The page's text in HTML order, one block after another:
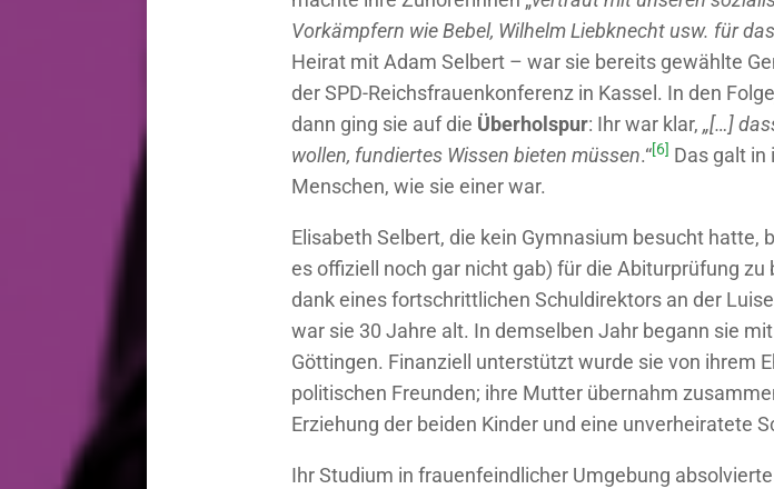
Vorkämpfern wie Bebel, Wilhelm Liebknecht usw. für
Heirat mit Adam Selbert – war sie bereits gewählte
der SPD-Reichsfrauenkonferenz in Kassel. In den
dann ging sie auf die Überholspur: Ihr war klar, „[…]
wollen, fundiertes Wissen bieten müssen.“[6] Das galt
Menschen, wie sie einer war.
Elisabeth Selbert, die kein Gymnasium besucht hatte,
es offiziell noch gar nicht gab) für die Abiturprüfung
dank eines fortschrittlichen Schuldirektors an der
war sie 30 Jahre alt. In demselben Jahr begann sie
Göttingen. Finanziell unterstützt wurde sie von ihrem
politischen Freunden; ihre Mutter übernahm
Erziehung der beiden Kinder und eine unverheiratete
Ihr Studium in frauenfeindlicher Umgebung